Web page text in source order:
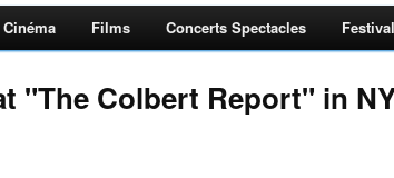
Cinéma Films Concerts Spectacles
"The Colbert Report" in